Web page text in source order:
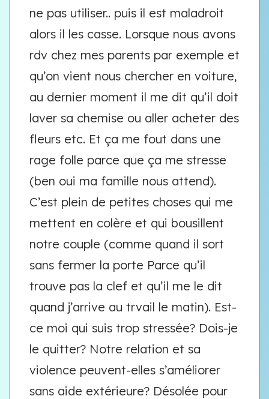
ne pas utiliser.. puis il est maladroit
alors il les casse. Lorsque nous avons
rdv chez mes parents par exemple et
qu’on vient nous chercher en voiture,
au dernier moment il me dit qu’il doit
laver sa chemise ou aller acheter des
fleurs etc. Et ça me fout dans une
rage folle parce que ça me stresse
(ben oui ma famille nous attend).
C’est plein de petites choses qui me
mettent en colère et qui bousillent
notre couple (comme quand il sort
sans fermer la porte Parce qu’il
trouve pas la clef et qu’il me le dit
quand j’arrive au trvail le matin). Est-
ce moi qui suis trop stressée? Dois-je
le quitter? Notre relation et sa
violence peuvent-elles s’améliorer
sans aide extérieure? Désolée pour